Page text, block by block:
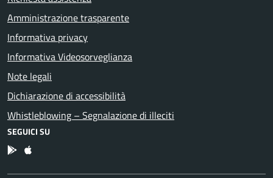
Amministrazione trasparente
Informativa privacy
Informativa Videosorveglianza
Note legali
Dichiarazione di accessibilità
Whistleblowing – Segnalazione di illeciti
SEGUICI SU
App Android
App IOS